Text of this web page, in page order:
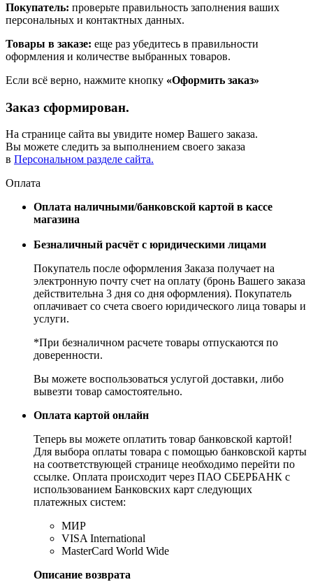
Покупатель: проверьте правильность заполнения ваших
персональных и контактных данных.
Товары в заказе: еще раз убедитесь в правильности
оформления и количестве выбранных товаров.
Если всё верно, нажмите кнопку «Оформить заказ»
Заказ сформирован.
На странице сайта вы увидите номер Вашего заказа.
Вы можете следить за выполнением своего заказа
в Персональном разделе сайта.
Оплата
Оплата наличными/банковской картой в кассе
магазина
Безналичный расчёт с юридическими лицами
Покупатель после оформления Заказа получает на
электронную почту счет на оплату (бронь Вашего заказа
действительна 3 дня со дня оформления). Покупатель
оплачивает со счета своего юридического лица товары и
услуги.
*При безналичном расчете товары отпускаются по
доверенности.
Вы можете воспользоваться услугой доставки, либо
вывезти товар самостоятельно.
Оплата картой онлайн
Теперь вы можете оплатить товар банковской картой!
Для выбора оплаты товара с помощью банковской карты
на соответствующей странице необходимо перейти по
ссылке. Оплата происходит через ПАО СБЕРБАНК с
использованием Банковских карт следующих
платежных систем:
МИР
VISA International
MasterCard World Wide
Описание возврата